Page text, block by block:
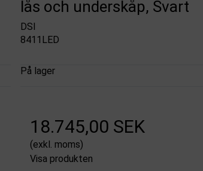
lås och underskåp, Svart
DSI
8411LED
På lager
18.745,00 SEK
(exkl. moms)
Visa produkten